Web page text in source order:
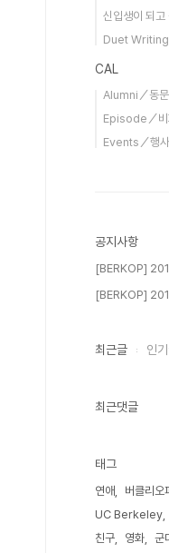
신입생이 되
Duet
CAL
Alumni／동문
Episode／비
Events／행사
공지사항
[BERKOP]
[BERKOP]
최근글 인
최근댓글
태그
연애 버클리오
UC Berkeley
친구
영화 군